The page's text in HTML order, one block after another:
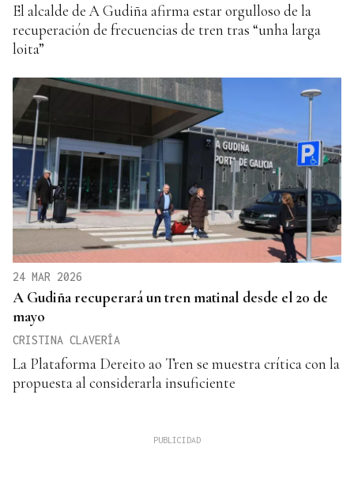
El alcalde de A Gudiña afirma estar orgulloso de la
recuperación de frecuencias de tren tras “unha larga
loita”
24 MAR 2026
A Gudiña recuperará un tren matinal desde el 20 de
mayo
CRISTINA CLAVERÍA
La Plataforma Dereito ao Tren se muestra crítica con la
propuesta al considerarla insuficiente